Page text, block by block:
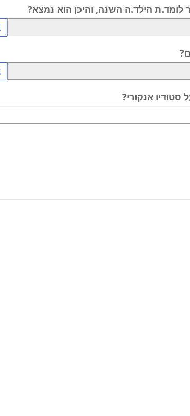
לומד.ת הילד.ה השנה, והיכן הוא נמצא?
סטודיו אנקורי?